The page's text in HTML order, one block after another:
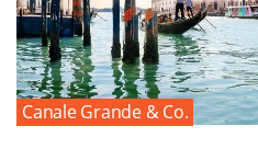
Canale Grande & Co.